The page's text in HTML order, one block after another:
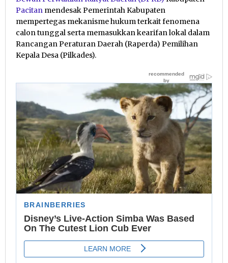
Pacitan mendesak Pemerintah Kabupaten
mempertegas mekanisme hukum terkait fenomena
calon tunggal serta memasukkan kearifan lokal dalam
Rancangan Peraturan Daerah (Raperda) Pemilihan
Kepala Desa (Pilkades).